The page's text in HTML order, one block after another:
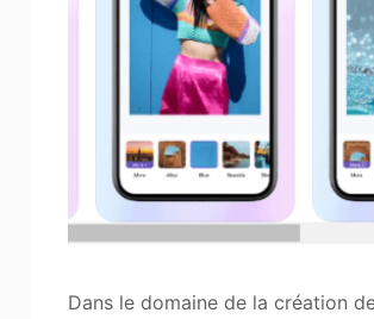
Dans le domaine de la création